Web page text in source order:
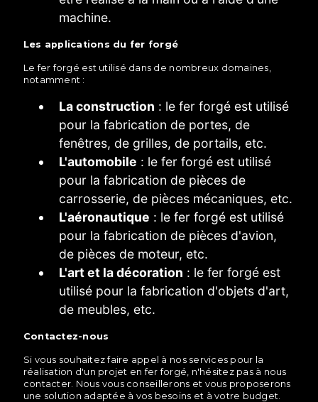
machine.
Les applications du fer forgé
Le fer forgé est utilisé dans de nombreux domaines,
notamment :
La construction : le fer forgé est utilisé
pour la fabrication de portes, de
fenêtres, de grilles, de portails, etc.
L'automobile : le fer forgé est utilisé
pour la fabrication de pièces de
carrosserie, de pièces mécaniques, etc.
L'aéronautique : le fer forgé est utilisé
pour la fabrication de pièces d'avion,
de pièces de moteur, etc.
L'art et la décoration : le fer forgé est
utilisé pour la fabrication d'objets d'art,
de meubles, etc.
Contactez-nous
Si vous souhaitez faire appel à nos services pour la
réalisation d'un projet en fer forgé, n'hésitez pas à nous
contacter. Nous vous conseillerons et vous proposerons
une solution adaptée à vos besoins et à votre budget.